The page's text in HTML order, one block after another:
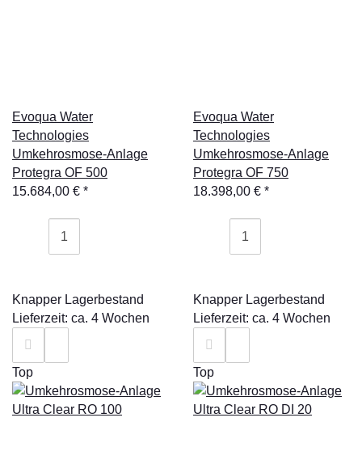
Evoqua Water
Technologies
Umkehrosmose-Anlage
Protegra OF 500
15.684,00 € *
Knapper Lagerbestand
Lieferzeit: ca. 4 Wochen
Evoqua Water
Technologies
Umkehrosmose-Anlage
Protegra OF 750
18.398,00 € *
Knapper Lagerbestand
Lieferzeit: ca. 4 Wochen
Top Top